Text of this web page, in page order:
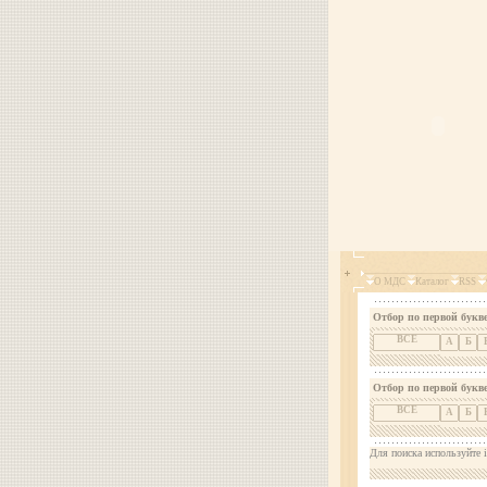
О МДС Каталог RSS
Отбор по первой
ВСЕ А Б
Отбор по первой
ВСЕ А Б
Для поиска используйте